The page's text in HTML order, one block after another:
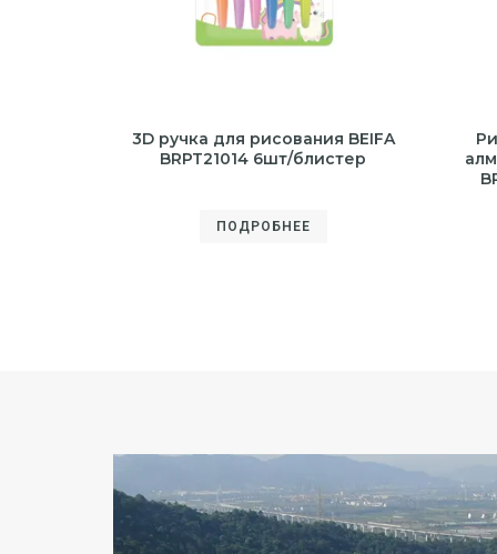
3D ручка для рисования BEIFA
BRPT21014 6шт/блистер
ПОДРОБНЕЕ